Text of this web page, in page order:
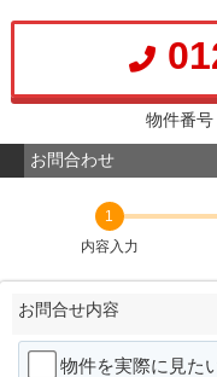
物件番
お問合わせ
1
内容入力
お問合せ内容
物件を実際に見た